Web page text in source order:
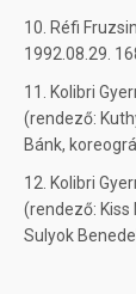
10. Réfi
1992.08.29.
11. Kolibri
(rendező:
Bánk,
12. Kolibri
(rendező:
Sulyok